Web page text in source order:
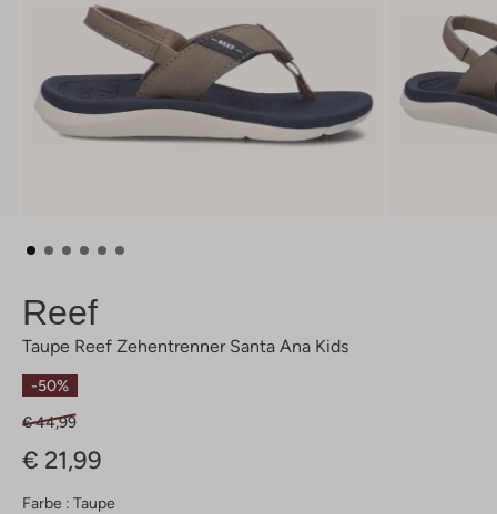
Reef
Taupe Reef Zehentrenner Santa Ana Kids
-50%
€ 44,99
€ 21,99
Farbe : Taupe